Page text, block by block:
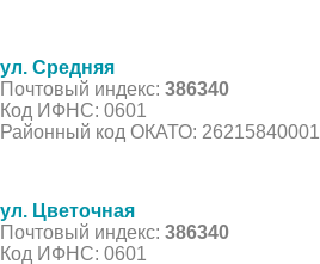
ул. Средняя
Почтовый индекс: 386340
Код ИФНС: 0601
Районный код ОКАТО: 26215840001
ул. Цветочная
Почтовый индекс: 386340
Код ИФНС: 0601